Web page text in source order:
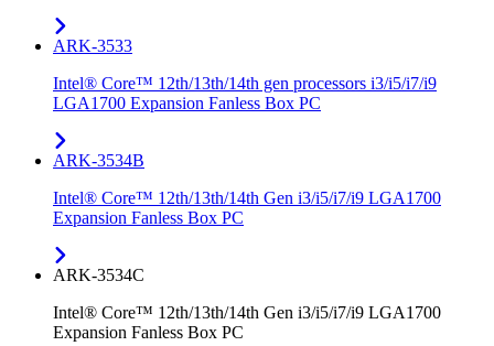
ARK-3533
Intel® Core™ 12th/13th/14th gen processors i3/i5/i7/i9
LGA1700 Expansion Fanless Box PC
ARK-3534B
Intel® Core™ 12th/13th/14th Gen i3/i5/i7/i9 LGA1700
Expansion Fanless Box PC
ARK-3534C
Intel® Core™ 12th/13th/14th Gen i3/i5/i7/i9 LGA1700
Expansion Fanless Box PC